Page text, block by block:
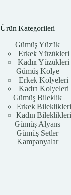
Ürün Kategorileri
Gümüş Yüzük
Erkek Yüzükleri
Kadın Yüzükleri
Gümüş Kolye
Erkek Kolyeleri
Kadın Kolyeleri
Gümüş Bileklik
Erkek Bileklikleri
Kadın Bileklikleri
Gümüş Alyans
Gümüş Setler
Kampanyalar